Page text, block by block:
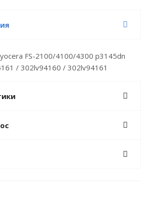
FS-2100/4100/4300 p3145dn
/ 302lv94160 / 302lv94161